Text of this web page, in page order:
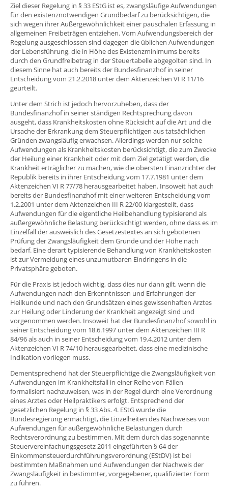
Ziel dieser Regelung in § 33 EStG ist es, zwangsläufige Aufwendungen
für den existenznotwendigen Grundbedarf zu berücksichtigen, die
sich wegen ihrer Außergewöhnlichkeit einer pauschalen Erfassung in
allgemeinen Freibeträgen entziehen. Vom Aufwendungsbereich der
Regelung ausgeschlossen sind dagegen die üblichen Aufwendungen
der Lebensführung, die in Höhe des Existenzminimums bereits
durch den Grundfreibetrag in der Steuertabelle abgegolten sind. In
diesem Sinne hat auch bereits der Bundesfinanzhof in seiner
Entscheidung vom 21.2.2018 unter dem Aktenzeichen VI R 11/16
geurteilt.
Unter dem Strich ist jedoch hervorzuheben, dass der
Bundesfinanzhof in seiner ständigen Rechtsprechung davon
ausgeht, dass Krankheitskosten ohne Rücksicht auf die Art und die
Ursache der Erkrankung dem Steuerpflichtigen aus tatsächlichen
Gründen zwangsläufig erwachsen. Allerdings werden nur solche
Aufwendungen als Krankheitskosten berücksichtigt, die zum Zwecke
der Heilung einer Krankheit oder mit dem Ziel getätigt werden, die
Krankheit erträglicher zu machen, wie die obersten Finanzrichter der
Republik bereits in ihrer Entscheidung vom 17.7.1981 unter dem
Aktenzeichen VI R 77/78 herausgearbeitet haben. Insoweit hat auch
bereits der Bundesfinanzhof mit einer weiteren Entscheidung vom
1.2.2001 unter dem Aktenzeichen III R 22/00 klargestellt, dass
Aufwendungen für die eigentliche Heilbehandlung typisierend als
außergewöhnliche Belastung berücksichtigt werden, ohne dass es im
Einzelfall der ausweislich des Gesetzestextes an sich gebotenen
Prüfung der Zwangsläufigkeit dem Grunde und der Höhe nach
bedarf. Eine derart typisierende Behandlung von Krankheitskosten
ist zur Vermeidung eines unzumutbaren Eindringens in die
Privatsphäre geboten.
Für die Praxis ist jedoch wichtig, dass dies nur dann gilt, wenn die
Aufwendungen nach den Erkenntnissen und Erfahrungen der
Heilkunde und nach den Grundsätzen eines gewissenhaften Arztes
zur Heilung oder Linderung der Krankheit angezeigt sind und
vorgenommen werden. Insoweit hat der Bundesfinanzhof sowohl in
seiner Entscheidung vom 18.6.1997 unter dem Aktenzeichen III R
84/96 als auch in seiner Entscheidung vom 19.4.2012 unter dem
Aktenzeichen VI R 74/10 herausgearbeitet, dass eine medizinische
Indikation vorliegen muss.
Dementsprechend hat der Steuerpflichtige die Zwangsläufigkeit von
Aufwendungen im Krankheitsfall in einer Reihe von Fällen
formalisiert nachzuweisen, was in der Regel durch eine Verordnung
eines Arztes oder Heilpraktikers erfolgt. Entsprechend der
gesetzlichen Regelung in § 33 Abs. 4. EStG wurde die
Bundesregierung ermächtigt, die Einzelheiten des Nachweises von
Aufwendungen für außergewöhnliche Belastungen durch
Rechtsverordnung zu bestimmen. Mit dem durch das sogenannte
Steuervereinfachungsgesetz 2011 eingeführten § 64 der
Einkommensteuerdurchführungsverordnung (EStDV) ist bei
bestimmten Maßnahmen und Aufwendungen der Nachweis der
Zwangsläufigkeit in bestimmter, vorgegebener, qualifizierter Form
zu führen.